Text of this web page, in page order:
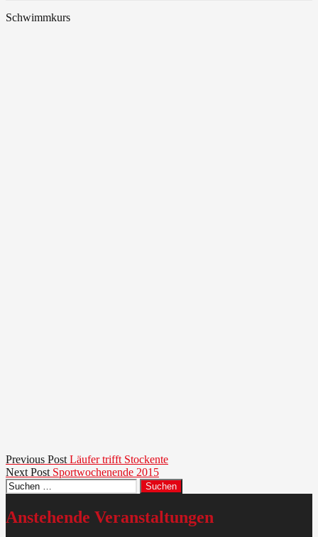
Schwimmkurs
Beitragsnavigation
Previous Post Previous
post:
Läufer trifft Stockente
Next Post Next
post:
Sportwochenende 2015
Suchen
nach:
Anstehende Veranstaltungen